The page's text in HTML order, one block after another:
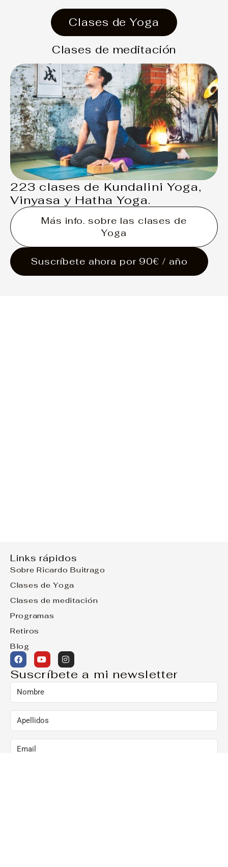
Clases de Yoga
Clases de meditación
223 clases de Kundalini Yoga,
Vinyasa y Hatha Yoga.
Más info. sobre las clases de
Yoga
Suscríbete ahora por 90€ / año
Links rápidos
Sobre Ricardo Buitrago
Clases de Yoga
Clases de meditación
Programas
Retiros
Blog
Suscríbete a mi newsletter